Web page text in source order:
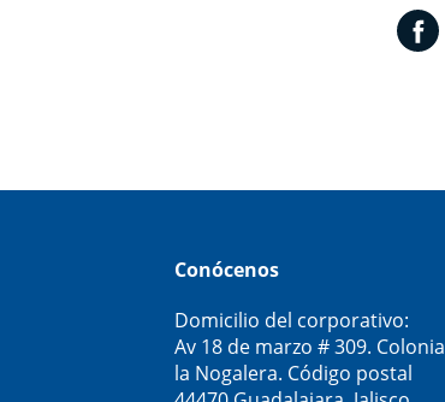
Conócenos
Domicilio del corporativo:
Av 18 de marzo # 309. Colonia
la Nogalera. Código postal